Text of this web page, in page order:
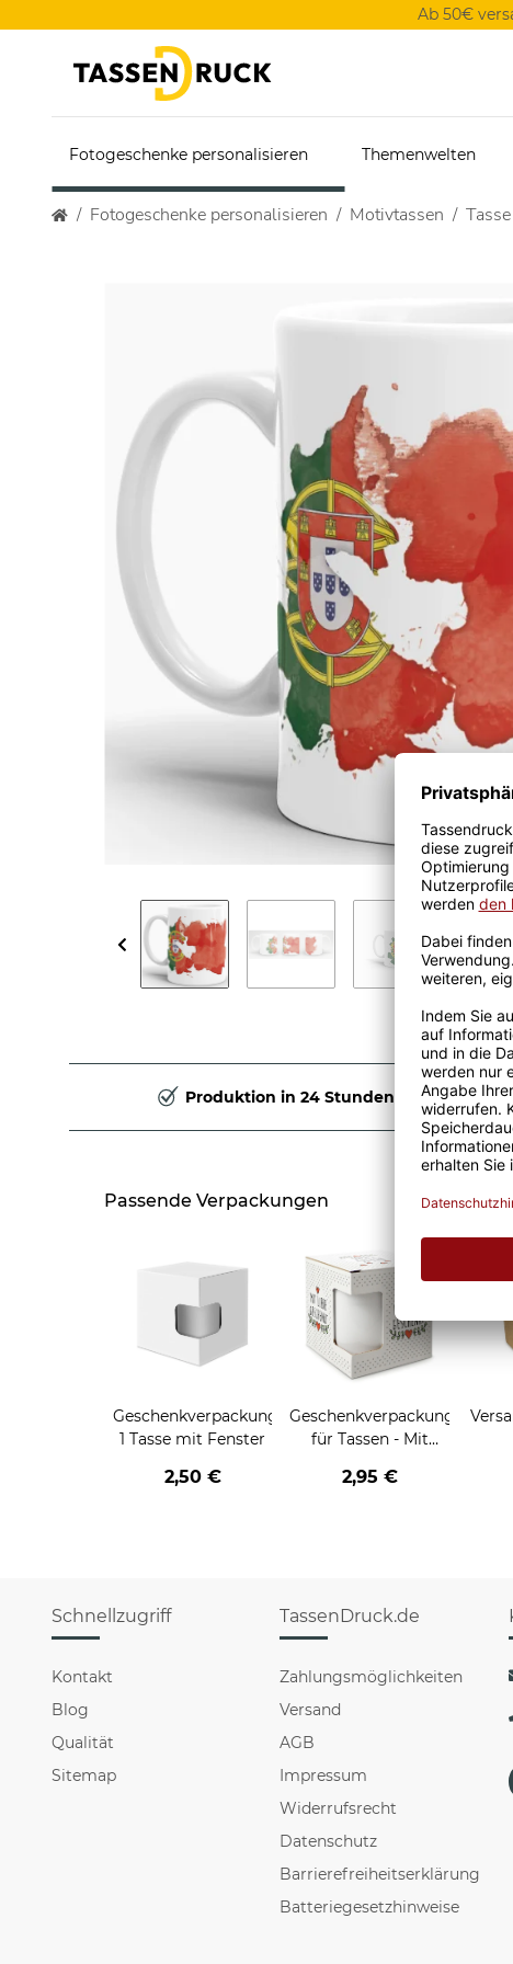
Ab 50€
Fotogeschenke personalisieren Themenwelten
Fotogeschenke personalisieren Motivtassen
Produktion in 24 Stunden
Passende Verpackungen
Geschenkverpackung
1 Tasse mit Fenster
2,50 €
Geschenkverpackung
für Tassen - Mit
2,95 €
Schnellzugriff
Kontakt
Blog
Qualität
Sitemap
TassenDruck.de
Zahlungsmöglichkeiten
Versand
AGB
Impressum
Widerrufsrecht
Datenschutz
Barrierefreiheitserklärung
Batteriegesetzhinweise